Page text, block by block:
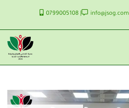
0799005108 info@jsog.com